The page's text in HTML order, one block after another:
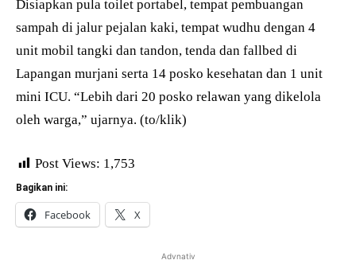
Disiapkan pula toilet portabel, tempat pembuangan
sampah di jalur pejalan kaki, tempat wudhu dengan 4
unit mobil tangki dan tandon, tenda dan fallbed di
Lapangan murjani serta 14 posko kesehatan dan 1 unit
mini ICU. “Lebih dari 20 posko relawan yang dikelola
oleh warga,” ujarnya. (to/klik)
Post Views: 1,753
Bagikan ini:
Facebook X
Advnativ